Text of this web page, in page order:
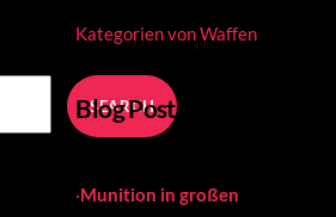
SEARCH
Kategorien von Waffen
Blog Posts
·Munition in großen